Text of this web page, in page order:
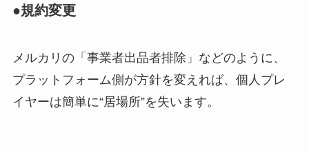
●規約変更
メルカリの「事業者出品者排除」などのように、
プラットフォーム側が方針を変えれば、個人プレ
イヤーは簡単に“居場所”を失います。